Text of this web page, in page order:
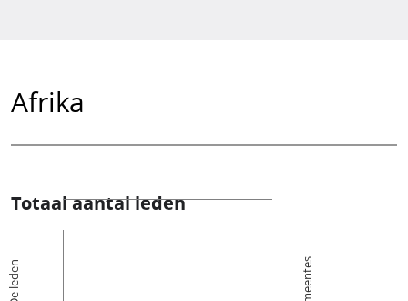
Afrika
Totaal aantal leden
De leden